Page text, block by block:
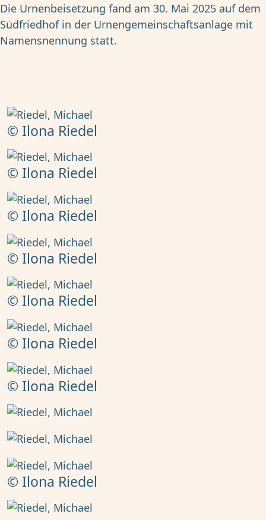
Die Urnenbeisetzung fand am 30. Mai 2025 auf dem
Südfriedhof in der Urnengemeinschaftsanlage mit
Namensnennung statt.
© Ilona Riedel
© Ilona Riedel
© Ilona Riedel
© Ilona Riedel
© Ilona Riedel
© Ilona Riedel
© Ilona Riedel
© Ilona Riedel